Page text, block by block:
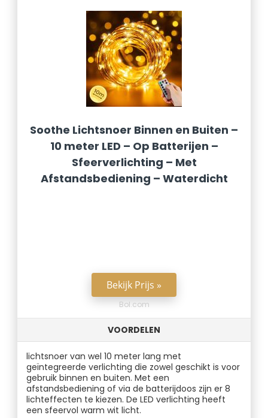
Soothe Lichtsnoer Binnen en Buiten –
10 meter LED – Op Batterijen –
Sfeerverlichting – Met
Afstandsbediening – Waterdicht
Bekijk Prijs »
Bol.com
VOORDELEN
lichtsnoer van wel 10 meter lang met
geïntegreerde verlichting die zowel geschikt is voor
gebruik binnen en buiten. Met een
afstandsbediening of via de batterijdoos zijn er 8
lichteffecten te kiezen. De LED verlichting heeft
een sfeervol warm wit licht.